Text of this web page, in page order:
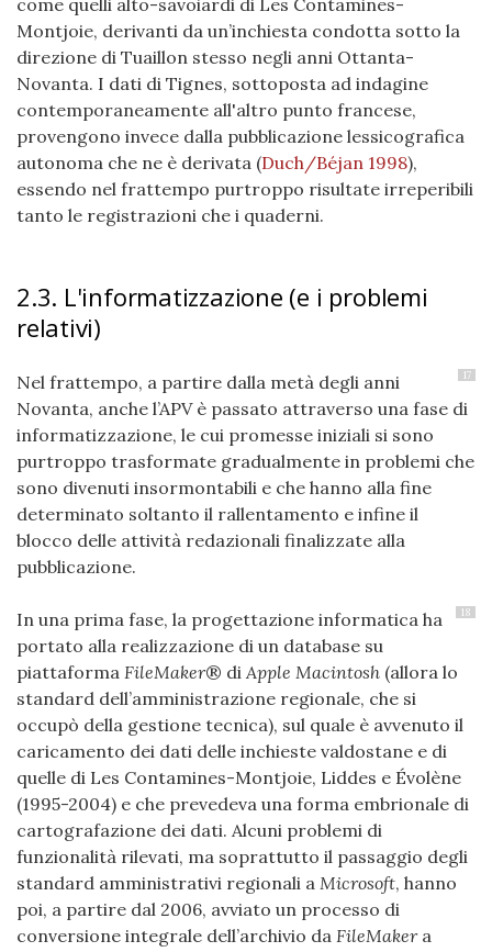
Montjoie, derivanti da un’inchiesta condotta sotto la
direzione di Tuaillon stesso negli anni Ottanta-
Novanta. I dati di Tignes, sottoposta ad indagine
contemporaneamente all'altro punto francese,
provengono invece dalla pubblicazione lessicografica
autonoma che ne è derivata (Duch/Béjan 1998),
essendo nel frattempo purtroppo risultate irreperibili
tanto le registrazioni che i quaderni.
2.3. L'informatizzazione (e i problemi
relativi)
17
Nel frattempo, a partire dalla metà degli anni
Novanta, anche l’APV è passato attraverso una fase di
informatizzazione, le cui promesse iniziali si sono
purtroppo trasformate gradualmente in problemi che
sono divenuti insormontabili e che hanno alla fine
determinato soltanto il rallentamento e infine il
blocco delle attività redazionali finalizzate alla
pubblicazione.
18
In una prima fase, la progettazione informatica ha
portato alla realizzazione di un database su
piattaforma FileMaker® di Apple Macintosh (allora lo
standard dell’amministrazione regionale, che si
occupò della gestione tecnica), sul quale è avvenuto il
caricamento dei dati delle inchieste valdostane e di
quelle di Les Contamines-Montjoie, Liddes e Évolène
(1995-2004) e che prevedeva una forma embrionale di
cartografazione dei dati. Alcuni problemi di
funzionalità rilevati, ma soprattutto il passaggio degli
standard amministrativi regionali a Microsoft, hanno
poi, a partire dal 2006, avviato un processo di
conversione integrale dell’archivio da FileMakera